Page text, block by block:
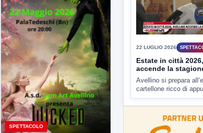
SPETTACOLO